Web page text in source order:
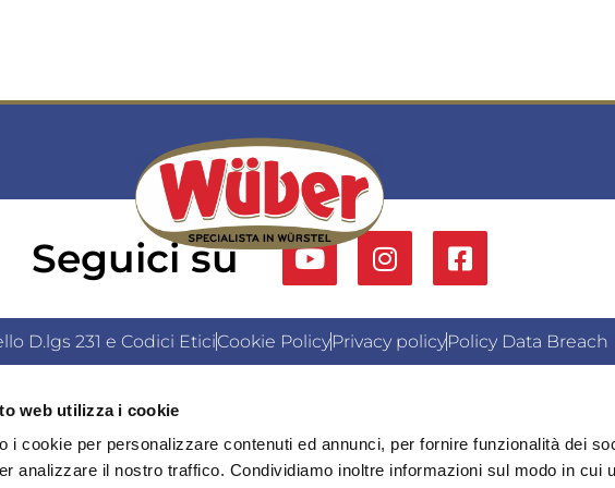
web utilizza i cookie
i cookie per personalizzare contenuti ed annunci, per fornire funzionalità dei
analizzare il nostro traffico. Condividiamo inoltre informazioni sul modo in cui
Seguici su
D.lgs 231 e Codici EticiCookie PolicyPrivacy policyPolicy Data Breach
Unico) | Uffici e Sede Amministrativa: 20056 Trezzo sull’Adda (MI) -
Barzanò (LC) - Via Garibaldi n. 67 | Codice Fiscale e P.Iva